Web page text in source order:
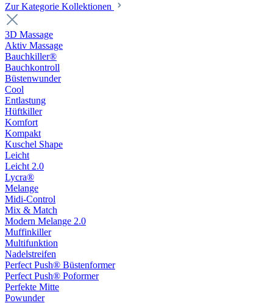
Zur Kategorie Kollektionen
3D Massage
Aktiv Massage
Bauchkiller®
Bauchkontroll
Büstenwunder
Cool
Entlastung
Hüftkiller
Komfort
Kompakt
Kuschel Shape
Leicht
Leicht 2.0
Lycra®
Melange
Midi-Control
Mix & Match
Modern Melange 2.0
Muffinkiller
Multifunktion
Nadelstreifen
Perfect Push® Büstenformer
Perfect Push® Poformer
Perfekte Mitte
Powunder